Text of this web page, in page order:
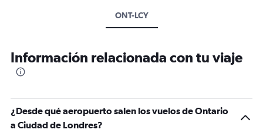
ONT-LCY
Información relacionada con tu viaje
¿Desde qué aeropuerto salen los vuelos de Ontario
a Ciudad de Londres?